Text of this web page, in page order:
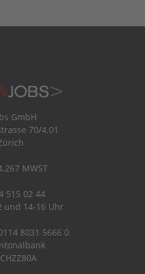
GmbH
70/4.01
MWST
515 02 44
und 14-16 Uhr
8031 5666 0